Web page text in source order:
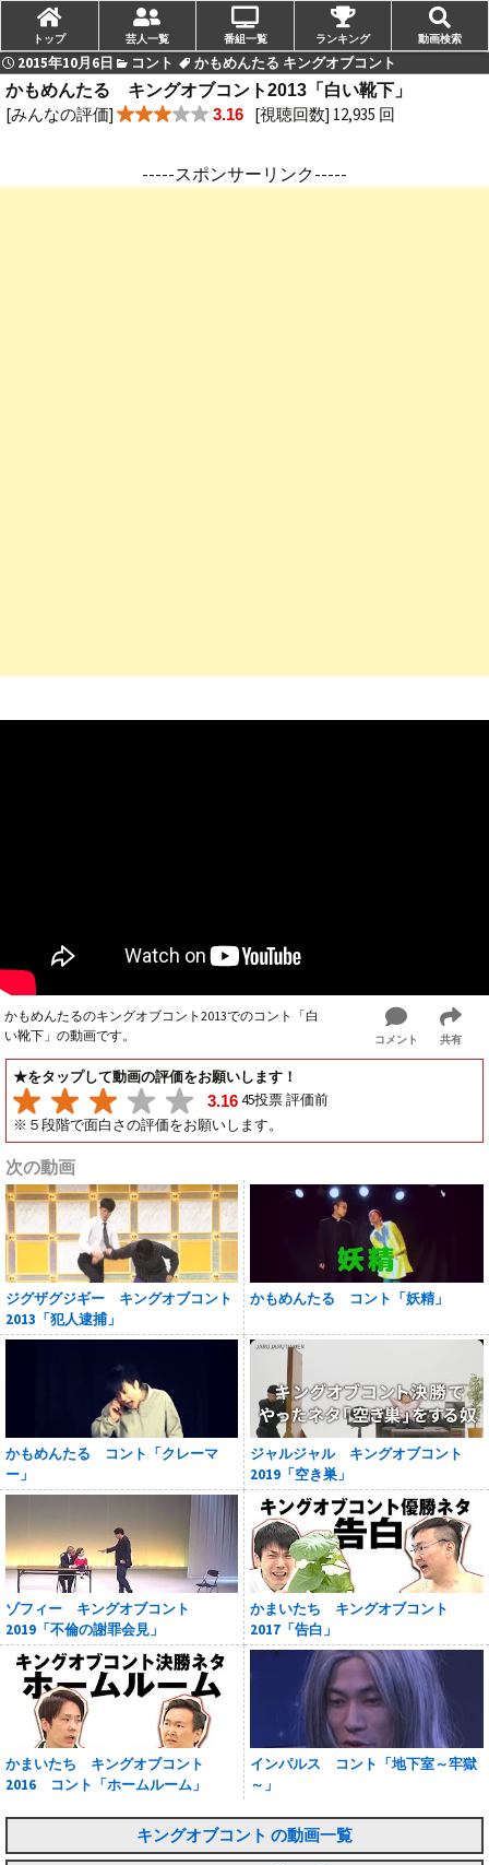
2015年10月6日 コント
かもめんたる キングオブコント
かもめんたる キングオブコント2013「白い靴下」
[みんなの評価] 3.16 [視聴回数] 12,935 回
-----スポンサーリンク-----
かもめんたるのキングオブコント2013でのコント「白
い靴下」の動画です。
コメント 共有
★をタップして動画の評価をお願いします！
3.1645投票 評価前
※５段階で面白さの評価をお願いします。
次の動画
ジグザグジギー キングオブコント
2013「犯人逮捕」
かもめんたる コント「妖精」
かもめんたる コント「クレーマ
ー」
ジャルジャル キングオブコント
2019「空き巣」
ゾフィー キングオブコント
2019「不倫の謝罪会見」
かまいたち キングオブコント
2017「告白」
かまいたち キングオブコント
2016 コント「ホームルーム」
インパルス コント「地下室～牢獄
～」
キングオブコント の動画一覧
トップ 芸人一覧 番組一覧 ランキング 動画検索